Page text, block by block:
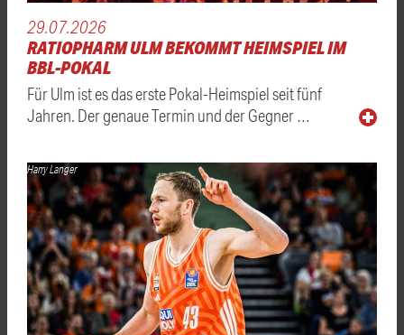
29.07.2026
RATIOPHARM ULM BEKOMMT HEIMSPIEL IM
BBL-POKAL
Für Ulm ist es das erste Pokal-Heimspiel seit fünf
Jahren. Der genaue Termin und der Gegner …
Harry Langer